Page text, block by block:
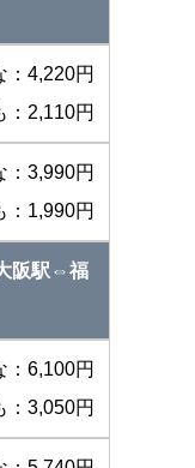
：4,220円
：2,110円
：3,990円
：1,990円
阪駅⇔福
：6,100円
：3,050円